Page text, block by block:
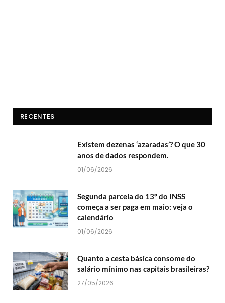
RECENTES
Existem dezenas ‘azaradas’? O que 30
anos de dados respondem.
01/06/2026
Segunda parcela do 13º do INSS
começa a ser paga em maio: veja o
calendário
01/06/2026
Quanto a cesta básica consome do
salário mínimo nas capitais brasileiras?
27/05/2026